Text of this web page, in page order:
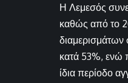
Η Λεμεσός
καθώς από το
διαμερισμάτων
κατά 53%, ενώ
ίδια περίοδο